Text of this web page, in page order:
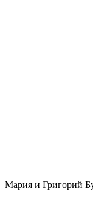
Мария и Григорий